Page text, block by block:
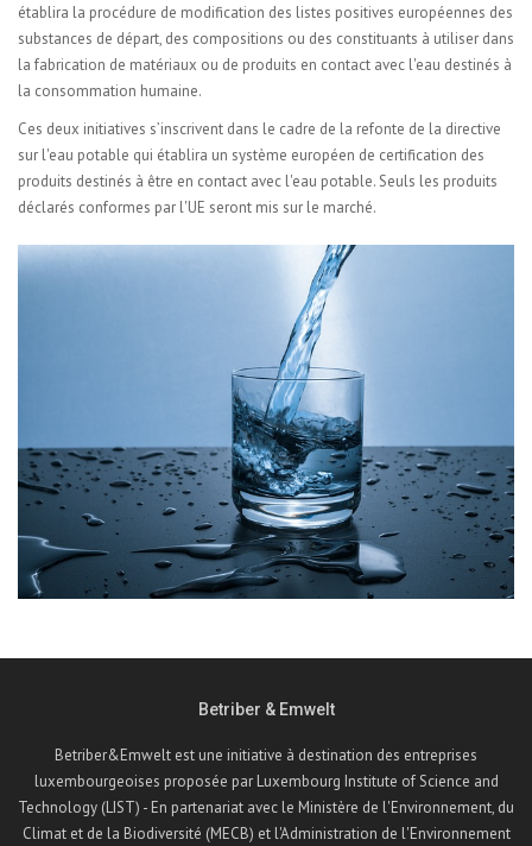
établira la procédure de modification des listes positives européennes des
substances de départ, des compositions ou des constituants à utiliser dans
la fabrication de matériaux ou de produits en contact avec l'eau destinés à
la consommation humaine.
Ces deux initiatives s’inscrivent dans le cadre de la refonte de la directive
sur l'eau potable qui établira un système européen de certification des
produits destinés à être en contact avec l'eau potable. Seuls les produits
déclarés conformes par l'UE seront mis sur le marché.
Betriber & Emwelt
Betriber&Emwelt est une initiative à destination des entreprises
luxembourgeoises proposée par Luxembourg Institute of Science and
Technology (LIST) - En partenariat avec le Ministère de l'Environnement, du
Climat et de la Biodiversité (MECB) et l'Administration de l'Environnement